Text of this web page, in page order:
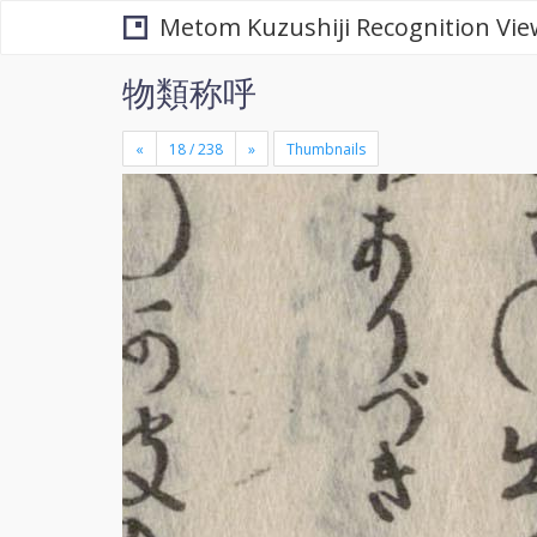
Metom Kuzushiji Recognition
物類称呼
« » Thumbnails
+
-